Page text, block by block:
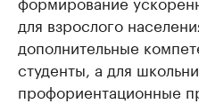
для взрослого
дополнительные
студенты, а для
профориентационные